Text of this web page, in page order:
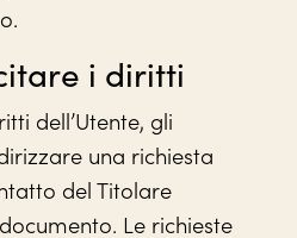
i diritti
dell’Utente, gli
una richiesta
del Titolare
Le richieste